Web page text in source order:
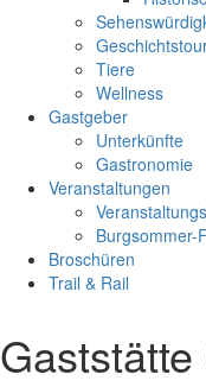
Tiere
Wellness
Gastgeber
Unterkünfte
Gastronomie
Veranstaltungen
Burgsommer-
Broschüren
Trail & Rail